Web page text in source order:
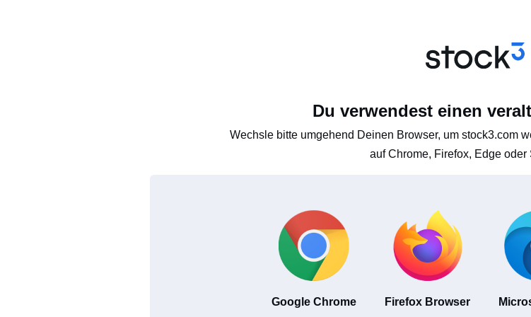
Du verwendest einen
Wechsle bitte umgehend Deinen Browser, um stock3.com
auf Chrome, Firefox, Edge oder
Google Chrome Firefox Browser